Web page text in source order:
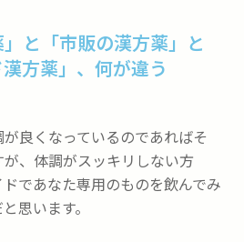
」と「市販の漢方薬」と
漢方薬」、何が違う
良くなっているのであればそ
、体調がスッキリしない方
であなた専用のものを飲んでみ
思います。